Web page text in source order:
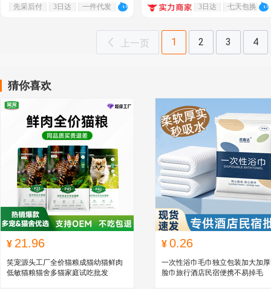
先采后付 3日达 一件代发 3日达 七天包换
上一页 1 2 3 4
猜你喜欢
¥ 21.96
笑宠源头工厂全价猫粮成猫幼猫鲜肉
低敏猫粮猫舍多猫家庭试吃批发
¥ 0.26
一次性浴巾毛巾独立包装加大加
脸巾旅行酒店民宿便携不易掉毛